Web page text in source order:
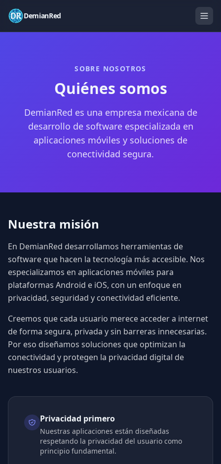
DemianRed
SOBRE NOSOTROS
Quiénes somos
DemianRed es una empresa mexicana de
desarrollo de software especializada en
aplicaciones móviles y soluciones de
conectividad segura.
Nuestra misión
En DemianRed desarrollamos herramientas de
software que hacen la tecnología más accesible. Nos
especializamos en aplicaciones móviles para
plataformas Android e iOS, con un enfoque en
privacidad, seguridad y conectividad eficiente.
Creemos que cada usuario merece acceder a internet
de forma segura, privada y sin barreras innecesarias.
Por eso diseñamos soluciones que optimizan la
conectividad y protegen la privacidad digital de
nuestros usuarios.
Privacidad primero
Nuestras aplicaciones están diseñadas
respetando la privacidad del usuario como
principio fundamental.